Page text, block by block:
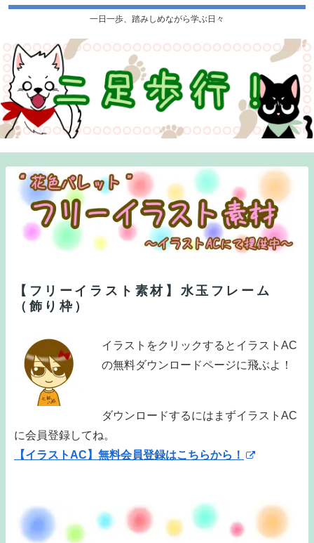
一日一歩、踏みしめながら学ぶ日々
【フリーイラスト素材】水玉フレーム
（飾り枠）
イラストをクリックするとイラストAC
の無料ダウンロードページに飛ぶよ！
ダウンロードするにはまずイラストAC
に会員登録してね。
【イラストAC】無料会員登録はこちらから！